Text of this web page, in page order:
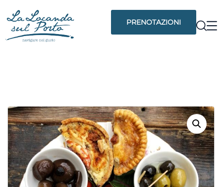
PRENOTAZIONI